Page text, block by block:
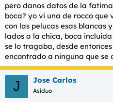
pero danos datos de la
boca? yo vi una de rocco que
con las pelucas esas blancas
lados a la chica, boca
se lo tragaba, desde
encontrado a ninguna que se
J Jose Carlos
Asiduo